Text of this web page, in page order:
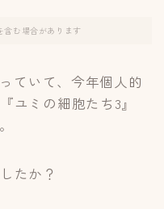
含む場合があります
ていて、今年個人的
ユミの細胞たち3』
たか？